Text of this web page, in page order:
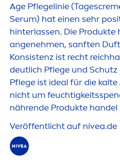
Age Pflegelinie (Tages
Serum) hat einen sehr
hinterlassen. Die Produkte
angenehmen, sanften
Konsistenz ist recht
deutlich Pflege und Schutz
Pflege ist ideal für die kalte
nicht um
nährende Produkte handel
Veröffentlicht auf nivea.de